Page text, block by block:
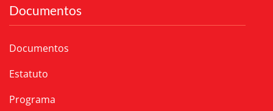
Documentos
Documentos
Estatuto
Programa